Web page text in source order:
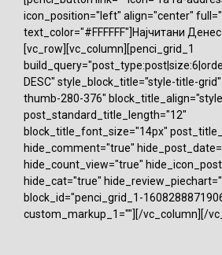
icon_position="left" align="center"
text_color="#FFFFFF"]Најчитани
[vc_row][vc_column][penci_grid_1
DESC" style_block_title="style-title-
thumb-280-376"
post_standard_title_length="12"
block_title_font_size="14px"
hide_comment="true"
hide_count_view="true"
hide_cat="true"
block_id="penci_grid_1-
custom_markup_1=""][/vc_column][/